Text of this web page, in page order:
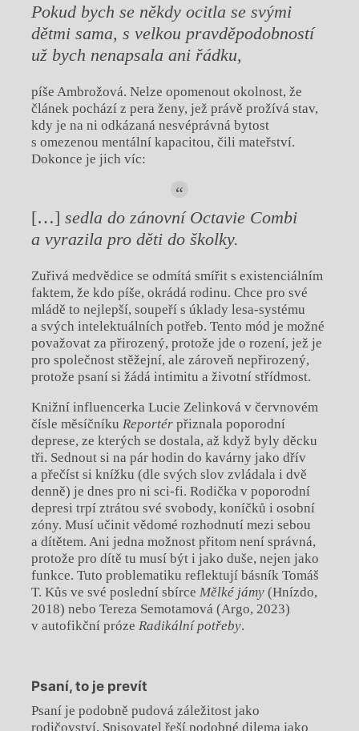
Pokud bych se někdy ocitla se svými
dětmi sama, s velkou pravděpodobností
už bych nenapsala ani řádku,
píše Ambrožová. Nelze opomenout okolnost, že
článek pochází z pera ženy, jež právě prožívá stav,
kdy je na ni odkázaná nesvéprávná bytost
s omezenou mentální kapacitou, čili mateřství.
Dokonce je jich víc:
[…] sedla do zánovní Octavie Combi
a vyrazila pro děti do školky.
Zuřivá medvědice se odmítá smířit s existenciálním
faktem, že kdo píše, okrádá rodinu. Chce pro své
mládě to nejlepší, soupeří s úklady lesa-systému
a svých intelektuálních potřeb. Tento mód je možné
považovat za přirozený, protože jde o rození, jež je
pro společnost stěžejní, ale zároveň nepřirozený,
protože psaní si žádá intimitu a životní střídmost.
Knižní influencerka Lucie Zelinková v červnovém
čísle měsíčníku Reportérpřiznala poporodní
deprese, ze kterých se dostala, až když byly děcku
tři. Sednout si na pár hodin do kavárny jako dřív
a přečíst si knížku (dle svých slov zvládala i dvě
denně) je dnes pro ni sci-fi. Rodička v poporodní
depresi trpí ztrátou své svobody, koníčků i osobní
zóny. Musí učinit vědomé rozhodnutí mezi sebou
a dítětem. Ani jedna možnost přitom není správná,
protože pro dítě tu musí být i jako duše, nejen jako
funkce. Tuto problematiku reflektují básník Tomáš
T. Kůs ve své poslední sbírce Mělké jámy(Hnízdo,
2018) nebo Tereza Semotamová (Argo, 2023)
v autofikční próze Radikální potřeby.
Psaní, to je prevít
Psaní je podobně pudová záležitost jako
rodičovství. Spisovatel řeší podobné dilema jako